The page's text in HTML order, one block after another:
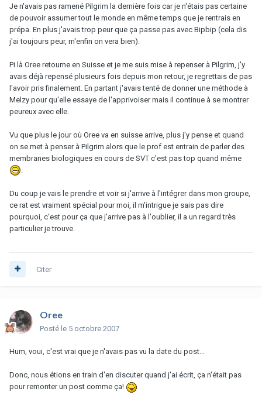
Je n'avais pas ramené Pilgrim la dernière fois car je n'étais pas certaine
de pouvoir assumer tout le monde en même temps que je rentrais en
prépa. En plus j'avais trop peur que ça passe pas avec Bipbip (cela dis
j'ai toujours peur, m'enfin on vera bien).
Pi là Oree retourne en Suisse et je me suis mise à repenser à Pilgrim, j'y
avais déjà repensé plusieurs fois depuis mon retour, je regrettais de pas
l'avoir pris finalement. En partant j'avais tenté de donner une méthode à
Melzy pour qu'elle essaye de l'apprivoiser mais il continue à se montrer
peureux avec elle.
Vu que plus le jour où Oree va en suisse arrive, plus j'y pense et quand
on se met à penser à Pilgrim alors que le prof est entrain de parler des
membranes biologiques en cours de SVT c'est pas top quand même
Du coup je vais le prendre et voir si j'arrive à l'intégrer dans mon groupe,
ce rat est vraiment spécial pour moi, il m'intrigue je sais pas dire
pourquoi, c'est pour ça que j'arrive pas à l'oublier, il a un regard très
particulier je trouve.
Citer
Oree
Posté le 5 octobre 2007
Hum, voui, c'est vrai que je n'avais pas vu la date du post...
Donc, nous étions en train d'en discuter quand j'ai écrit, ça n'était pas
pour remonter un post comme ça!